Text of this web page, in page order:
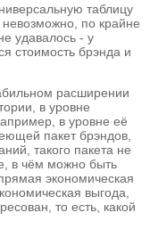
таблицу
невозможно, по крайне
удавалось - у
стоимость брэнда и
расширении
в уровне
в уровне её
пакет брэндов,
такого пакета не
в чём можно быть
экономическая
выгода,
то есть, какой